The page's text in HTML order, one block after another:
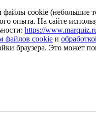
cookie (небольшие
опыта. На сайте
https://
файлов cookie и
браузера. Это может